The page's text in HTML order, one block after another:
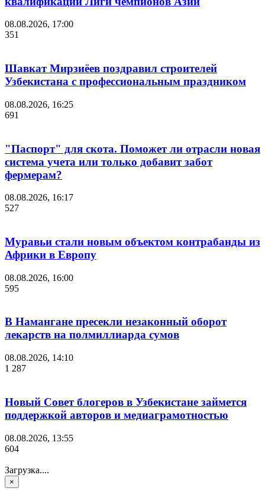
08.08.2026, 17:00
351
Шавкат Мирзиёев поздравил строителей
Узбекистана с профессиональным праздником
08.08.2026, 16:25
691
"Паспорт" для скота. Поможет ли отрасли новая
система учета или только добавит забот
фермерам?
08.08.2026, 16:17
527
Муравьи стали новым объектом контрабанды из
Африки в Европу
08.08.2026, 16:00
595
В Намангане пресекли незаконный оборот
лекарств на полмиллиарда сумов
08.08.2026, 14:10
1 287
Новый Совет блогеров в Узбекистане займется
поддержкой авторов и медиаграмотностью
08.08.2026, 13:55
604
Загрузка....
×